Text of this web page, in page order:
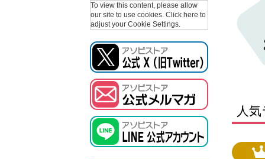
To view this content, please allow
our site to use cookies. Click here to
adjust your Cookie Settings.
人